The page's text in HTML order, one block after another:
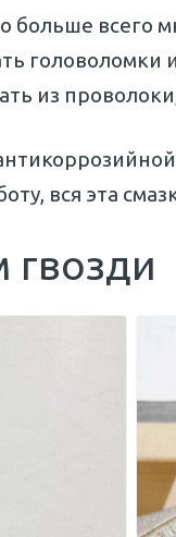
больше всего
головоломки
из
вся эта
гвозди